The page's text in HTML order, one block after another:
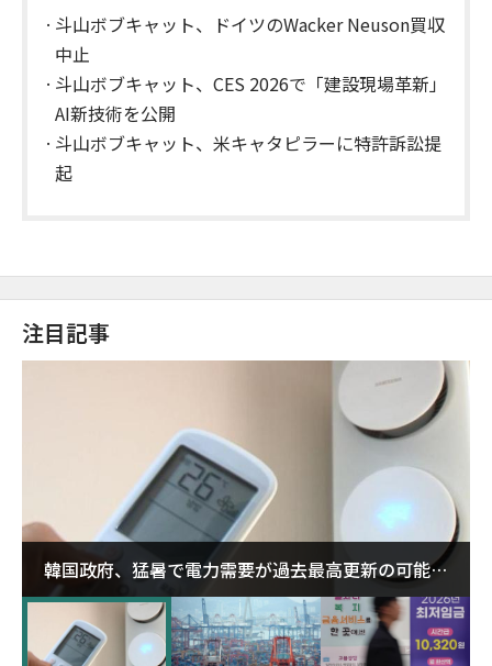
斗山ボブキャット、ドイツのWacker Neuson買収
中止
斗山ボブキャット、CES 2026で「建設現場革新」
AI新技術を公開
斗山ボブキャット、米キャタピラーに特許訴訟提
起
注目記事
韓国政府、猛暑で電力需要が過去最高更新の可能性
に需給対応体制を点検